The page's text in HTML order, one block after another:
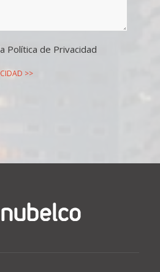
Política de Privacidad
>>